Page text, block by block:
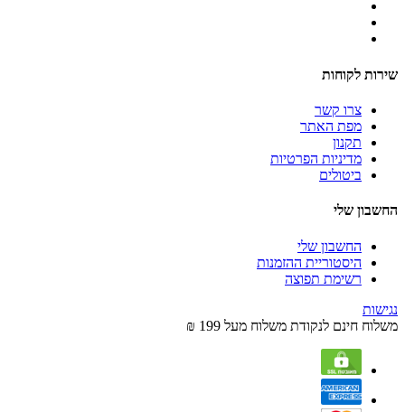
שירות לקוחות
צרו קשר
מפת האתר
תקנון
מדיניות הפרטיות
ביטולים
החשבון שלי
החשבון שלי
היסטוריית ההזמנות
רשימת תפוצה
נגישות
משלוח חינם לנקודת משלוח מעל 199 ₪